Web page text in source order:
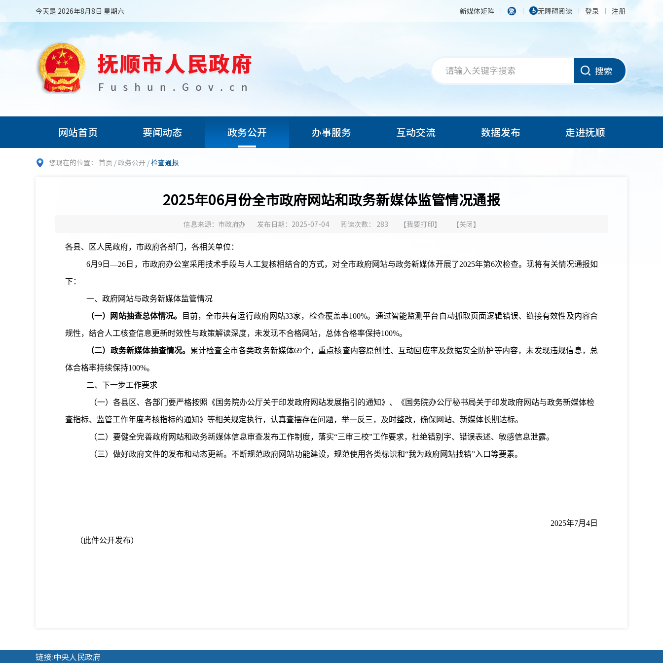
今天是 2026年8月8日 星期六 新媒体矩阵 无障碍阅读 登录 注册
搜索
网站首页 要闻动态 政务公开 办事服务 互动交流 数据发布 走进抚顺
您现在的位置： 首页 /政务公开 /检查通报
2025年06月份全市政府网站和政务新媒体监管情况通报
信息来源：市政府办 发布日期：2025-07-04 阅读次数： 283 【我要打印】 【关闭】
各县、区人民政府，市政府各部门，各相关单位：
6月9 日—26 日，市政府办公室采用技术手段与人工复核相结合的方式，对全市政府网站与政务新媒体开展了2025年第6次检查。现将有关情况通报如
下：
一、 政府网站与政务新媒体监管情况
（一）网站抽查总体情况。 目前，全市共有运行政府网站33家，检查覆盖率100%。通过智能监测平台自动抓取页面逻辑错误、链接有效性及内容合
规性，结合人工核查信息更新时效性与政策解读深度，未发现不合格网站，总体合格率保持100%。
（二）政务新媒体抽查情况。 累计检查全市各类政务新媒体69个，重点核查内容原创性、互动回应率及数据安全防护等内容， 未发现违规信息， 总
体合格率持续保持100%。
二、下一步工作要求
（一）各县区、各部门要严格按照《国务院办公厅关于印发政府网站发展指引的通知》、《国务院办公厅秘书局关于印发政府网站与政务新媒体检
查指标、监管工作年度考核指标的通知》等相关规定执行，认真查摆存在问题，举一反三，及时整改，确保网站、新媒体长期达标。
（二）要健全完善政府网站和政务新媒体信息审查发布工作制度，落实“三审三校”工作要求，杜绝错别字、错误表述、敏感信息泄露。
（三）做好政府文件的发布和动态更新。不断规范政府网站功能建设，规范使用各类标识和“我为政府网站找错”入口等要素。
2025年7月4日
（此件公开发布）
链接:中央人民政府